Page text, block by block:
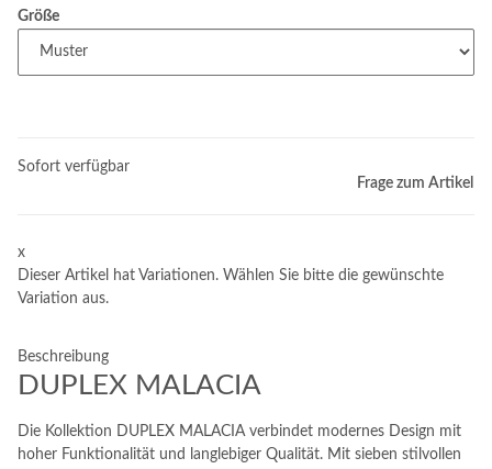
Größe
Sofort verfügbar
Frage zum Artikel
x
Dieser Artikel hat Variationen. Wählen Sie bitte die gewünschte
Variation aus.
Beschreibung
DUPLEX MALACIA
Die Kollektion DUPLEX MALACIA verbindet modernes Design mit
hoher Funktionalität und langlebiger Qualität. Mit sieben stilvollen